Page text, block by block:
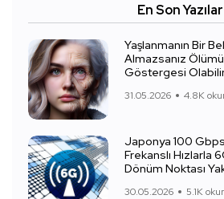
En Son Yazılar
Yaşlanmanın Bir
Almazsanız
Göstergesi
31.05.2026 4.8K
Japonya 100
Frekanslı Hızlarla
Dönüm Noktası
30.05.2026 5.1K